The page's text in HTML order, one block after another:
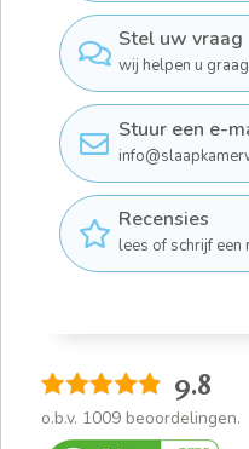
Stel uw vraag
wij helpen u
Stuur een e-
Recensies
lees of schrijf een
9.8
o.b.v. 1009 beoordelingen.